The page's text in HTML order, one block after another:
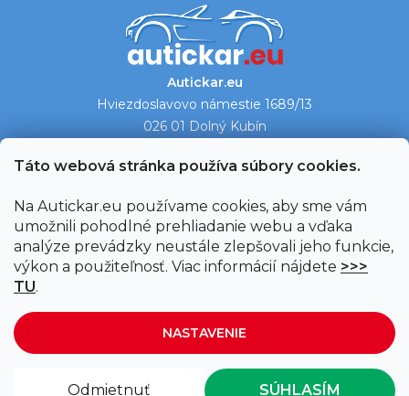
Táto webová stránka používa súbory cookies.
Na Autickar.eu používame cookies, aby sme vám
umožnili pohodlné prehliadanie webu a vďaka
analýze prevádzky neustále zlepšovali jeho funkcie,
výkon a použiteľnosť. Viac informácií nájdete >>>
TU.
NASTAVENIE
Odmietnuť SÚHLASÍM
Autickar.eu
Hviezdoslavovo námestie 1689/13
026 01 Dolný Kubín
Ukázať na mape →
Vytvoril Shoptet
Upravil Balkys